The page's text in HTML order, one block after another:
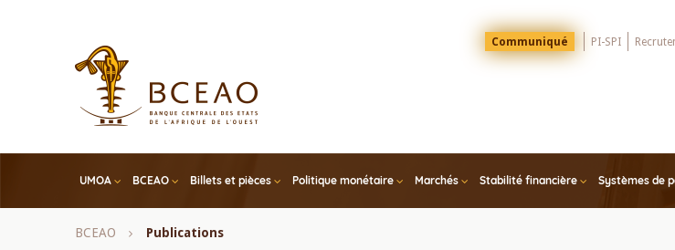
Menu
Top
Communiqué PI-SPI
UMOA BCEAO Billets et pièces Politique monétaire Marchés Stabilité financière Systèmes de
Fil
BCEAO Publications